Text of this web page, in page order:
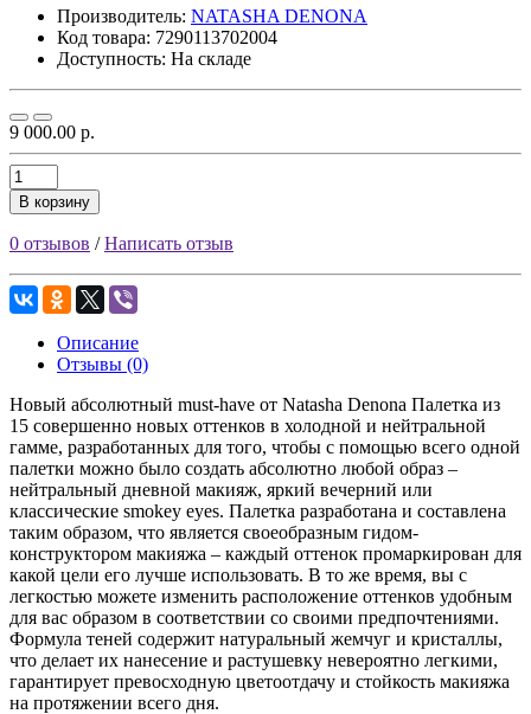
Производитель: NATASHA DENONA
Код товара: 7290113702004
Доступность: На складе
9 000.00 р.
В корзину
0 отзывов /Написать отзыв
Описание
Отзывы (0)
Новый абсолютный must-have от Natasha Denona Палетка из
15 совершенно новых оттенков в холодной и нейтральной
гамме, разработанных для того, чтобы с помощью всего одной
палетки можно было создать абсолютно любой образ –
нейтральный дневной макияж, яркий вечерний или
классические smokey eyes. Палетка разработана и составлена
таким образом, что является своеобразным гидом-
конструктором макияжа – каждый оттенок промаркирован для
какой цели его лучше использовать. В то же время, вы с
легкостью можете изменить расположение оттенков удобным
для вас образом в соответствии со своими предпочтениями.
Формула теней содержит натуральный жемчуг и кристаллы,
что делает их нанесение и растушевку невероятно легкими,
гарантирует превосходную цветоотдачу и стойкость макияжа
на протяжении всего дня.